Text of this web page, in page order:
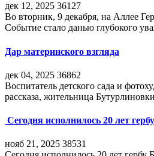
дек 12, 2025 36127
Во вторник, 9 декабря, на Аллее
Событие стало данью глубокого
Дар материнского взгляда
дек 04, 2025 36862
Воспитатель детского сада и
рассказа, жительница
Сегодня исполнилось 20 лет
нояб 21, 2025 38531